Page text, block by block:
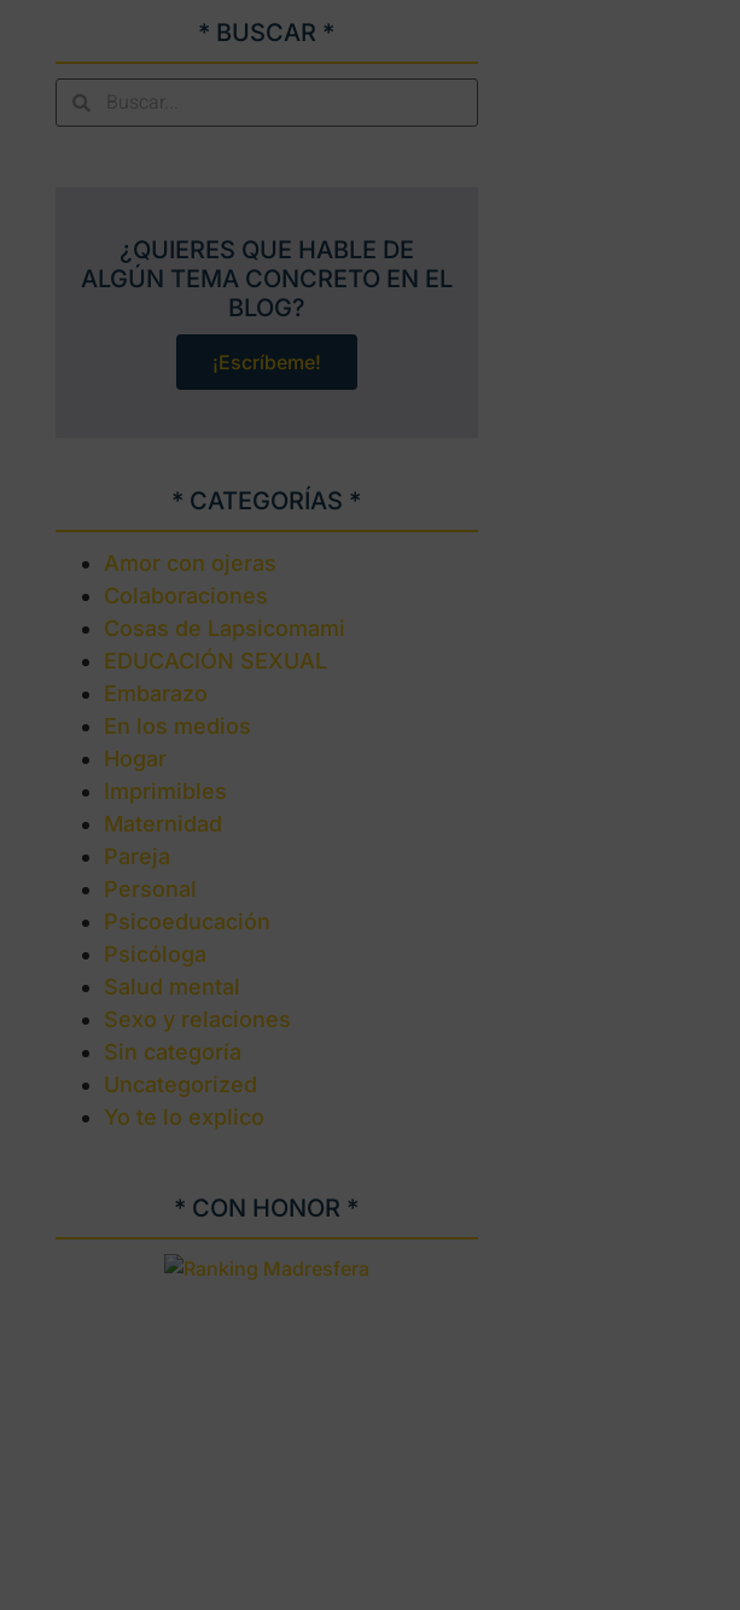
* BUSCAR *
¿QUIERES QUE HABLE DE
ALGÚN TEMA CONCRETO EN EL
BLOG?
¡Escríbeme!
* CATEGORÍAS *
Amor con ojeras
Colaboraciones
Cosas de Lapsicomami
EDUCACIÓN SEXUAL
Embarazo
En los medios
Hogar
Imprimibles
Maternidad
Pareja
Personal
Psicoeducación
Psicóloga
Salud mental
Sexo y relaciones
Sin categoría
Uncategorized
Yo te lo explico
* CON HONOR *